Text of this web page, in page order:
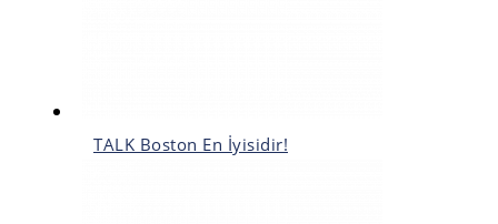
TALK Boston En İyisidir!